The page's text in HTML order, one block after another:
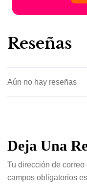
Reseñas
Aún no hay reseñas
Deja Una
Tu dirección de
campos obligatorios